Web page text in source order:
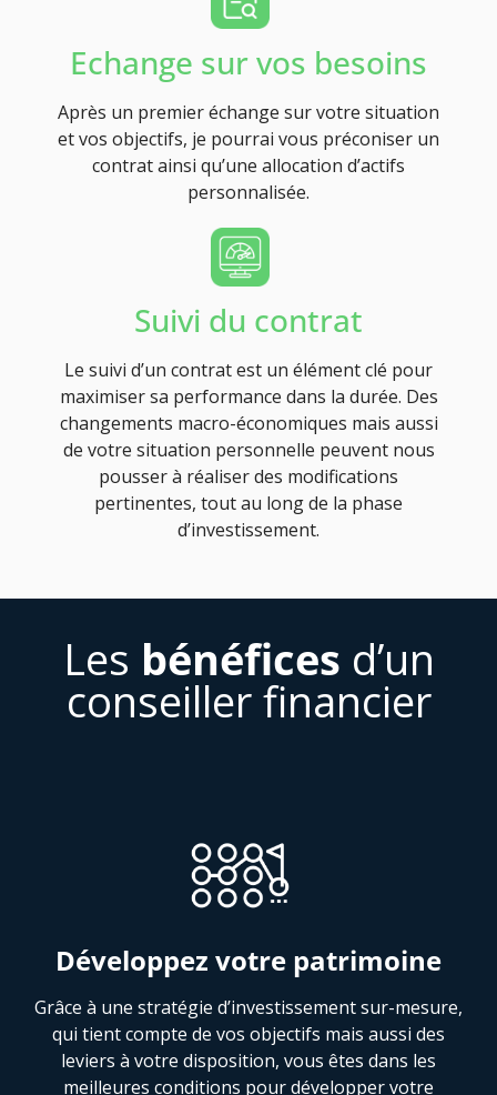
Echange sur vos besoins
Après un premier échange sur votre situation
et vos objectifs, je pourrai vous préconiser un
contrat ainsi qu’une allocation d’actifs
personnalisée.
Suivi du contrat
Le suivi d’un contrat est un élément clé pour
maximiser sa performance dans la durée. Des
changements macro-économiques mais aussi
de votre situation personnelle peuvent nous
pousser à réaliser des modifications
pertinentes, tout au long de la phase
d’investissement.
Les bénéfices d’un
conseiller financier
Développez votre patrimoine
Grâce à une stratégie d’investissement sur-mesure,
qui tient compte de vos objectifs mais aussi des
leviers à votre disposition, vous êtes dans les
meilleures conditions pour développer votre